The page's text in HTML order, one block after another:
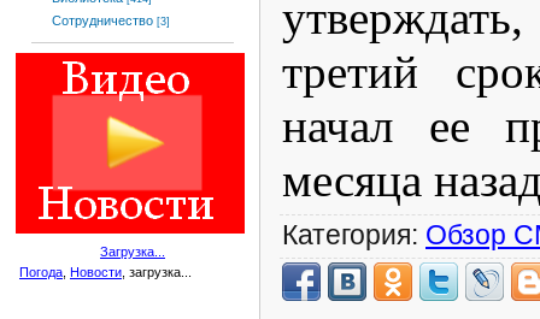
Сотрудничество [3]
Загрузка...
Погода Новости , загрузка...
третий
начал ее
месяца
Категория: Обзор